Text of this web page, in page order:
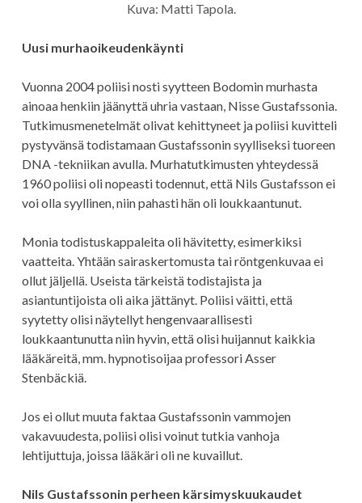
Kuva: Matti Tapola.
Uusi murhaoikeudenkäynti
Vuonna 2004 poliisi nosti syytteen Bodomin murhasta
ainoaa henkiin jäänyttä uhria vastaan, Nisse Gustafssonia.
Tutkimusmenetelmät olivat kehittyneet ja poliisi kuvitteli
pystyvänsä todistamaan Gustafssonin syylliseksi tuoreen
DNA -tekniikan avulla. Murhatutkimusten yhteydessä
1960 poliisi oli nopeasti todennut, että Nils Gustafsson ei
voi olla syyllinen, niin pahasti hän oli loukkaantunut.
Monia todistuskappaleita oli hävitetty, esimerkiksi
vaatteita. Yhtään sairaskertomusta tai röntgenkuvaa ei
ollut jäljellä. Useista tärkeistä todistajista ja
asiantuntijoista oli aika jättänyt. Poliisi väitti, että
syytetty olisi näytellyt hengenvaarallisesti
loukkaantunutta niin hyvin, että olisi huijannut kaikkia
lääkäreitä, mm. hypnotisoijaa professori Asser
Stenbäckiä.
Jos ei ollut muuta faktaa Gustafssonin vammojen
vakavuudesta, poliisi olisi voinut tutkia vanhoja
lehtijuttuja, joissa lääkäri oli ne kuvaillut.
Nils Gustafssonin perheen kärsimyskuukaudet